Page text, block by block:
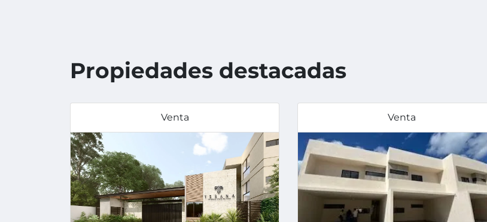
Propiedades destacadas
Venta Venta